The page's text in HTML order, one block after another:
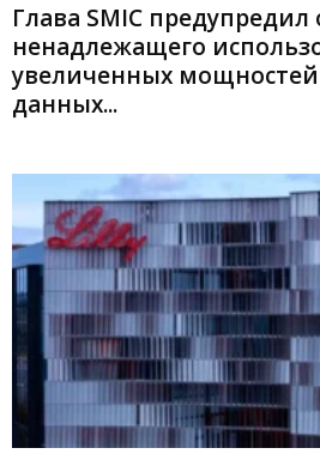
Глава SMIC предупредил
ненадлежащего
увеличенных
данных...